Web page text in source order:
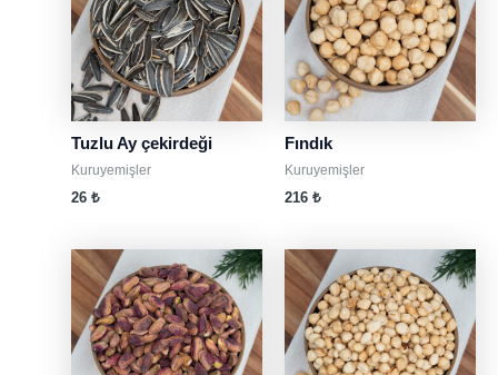
Tuzlu Ay çekirdeği
Kuruyemişler
26 ₺
Fındık
Kuruyemişler
216 ₺